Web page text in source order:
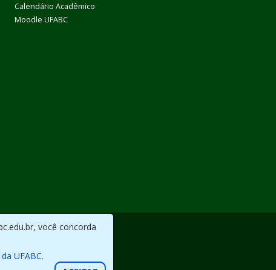
você concorda
UFABC.
Calendário Acadêmico
Moodle UFABC